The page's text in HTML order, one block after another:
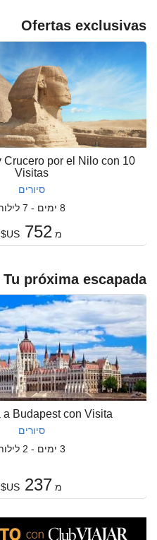
Ofertas exclusivas
Crucero por el Nilo con 10
Visitas
סיורים
8 ימים - 7 לילות
מ 752
US$
Tu próxima escapada
a Budapest con Visita
סיורים
3 ימים - 2 לילות
מ 237
US$